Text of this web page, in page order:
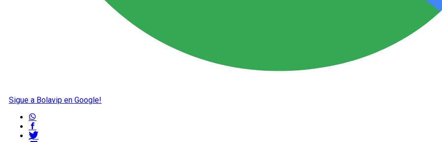
Sigue a Bolavip en Google!